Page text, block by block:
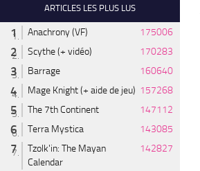
ARTICLES LES PLUS LUS
Anachrony (VF)
175006
Scythe (+ vidéo)
170283
Barrage
160640
Mage Knight (+ aide de jeu) 157268
The 7th Continent
147112
Terra Mystica
143085
Tzolk'in: The Mayan
Calendar
142827